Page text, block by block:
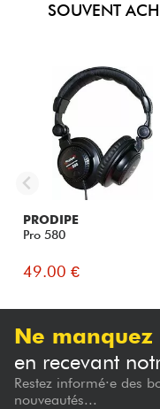
SOUVENT
PRODIPE
Pro 580
49.00 €
Ne manquez
en recevant
Restez informé·e des
nouveautés...